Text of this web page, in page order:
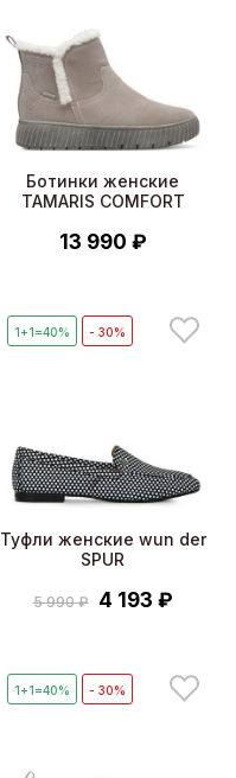
Ботинки женские
TAMARIS COMFORT
13 990 ₽
1+1=40% - 30%
Туфли женские wun der
SPUR
5 990 ₽ 4 193 ₽
1+1=40% - 30%